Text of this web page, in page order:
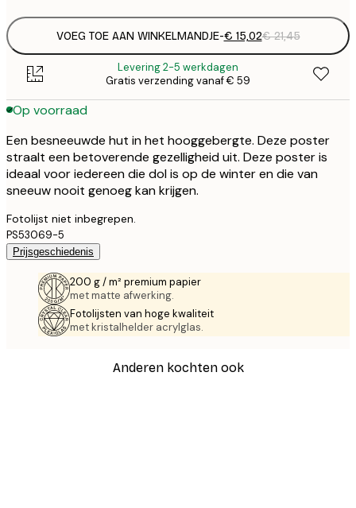
VOEG TOE AAN WINKELMANDJE-€ 15,02€ 21,45
Levering 2-5 werkdagen
Gratis verzending vanaf € 59
Op voorraad
Een besneeuwde hut in het hooggebergte. Deze poster
straalt een betoverende gezelligheid uit. Deze poster is
ideaal voor iedereen die dol is op de winter en die van
sneeuw nooit genoeg kan krijgen.
Fotolijst niet inbegrepen.
PS53069-5
Prijsgeschiedenis
200 g / m² premium papier
met matte afwerking.
Fotolijsten van hoge kwaliteit
met kristalhelder acrylglas.
Anderen kochten ook